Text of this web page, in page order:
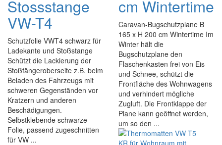
Stossstange
VW-T4
Schutzfolie VWT4 schwarz für
Ladekante und Stoßstange
Schützt die Lackierung der
Stoßfängeroberseite z.B. beim
Beladen des Fahrzeugs mit
schweren Gegenständen vor
Kratzern und anderen
Beschädigungen.
Selbstklebende schwarze
Folie, passend zugeschnitten
für VW ...
cm Wintertime
Caravan-Bugschutzplane B
165 x H 200 cm Wintertime Im
Winter hält die
Bugschutzplane den
Flaschenkasten frei von Eis
und Schnee, schützt die
Frontfläche des Wohnwagens
und verhindert mögliche
Zugluft. Die Frontklappe der
Plane kann geöffnet werden,
um so den ...